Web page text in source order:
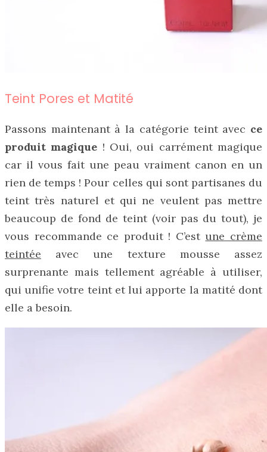
Teint Pores et Matité
Passons maintenant à la catégorie teint avec ce
produit magique ! Oui, oui carrément magique
car il vous fait une peau vraiment canon en un
rien de temps ! Pour celles qui sont partisanes du
teint très naturel et qui ne veulent pas mettre
beaucoup de fond de teint (voir pas du tout), je
vous recommande ce produit ! C’estune crème
teintée avec une texture mousse assez
surprenante mais tellement agréable à utiliser,
qui unifie votre teint et lui apporte la matité dont
elle a besoin.